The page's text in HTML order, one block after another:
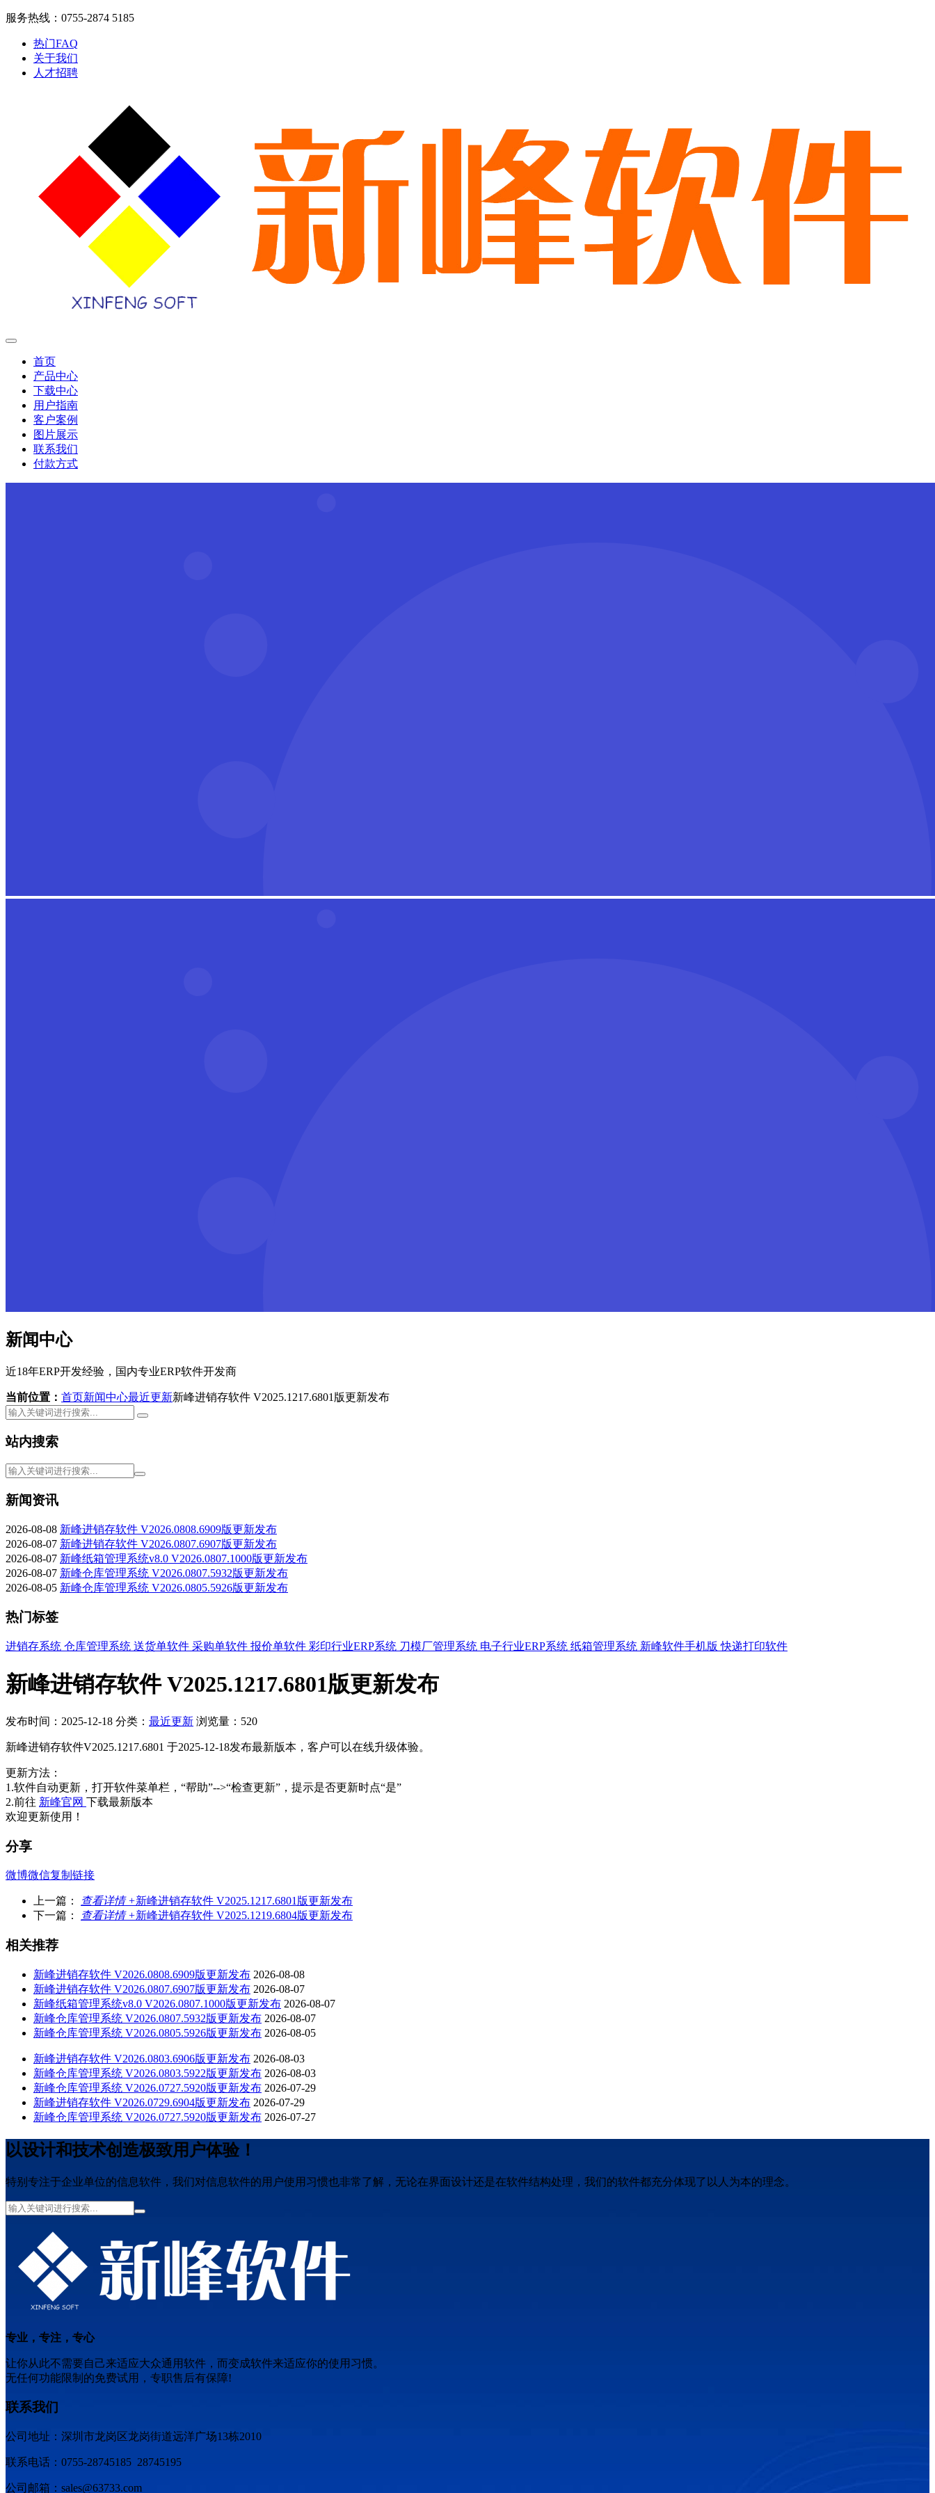
服务热线：0755-2874 5185
热门FAQ
关于我们
人才招聘
首页
产品中心
下载中心
用户指南
客户案例
图片展示
联系我们
付款方式
新闻中心
近18年ERP开发经验，国内专业ERP软件开发商
当前位置： 首页新闻中心最近更新新峰进销存软件 V2025.1217.6801版更新发布
站内搜索
新闻资讯
2026-08-08 新峰进销存软件 V2026.0808.6909版更新发布
2026-08-07 新峰进销存软件 V2026.0807.6907版更新发布
2026-08-07 新峰纸箱管理系统v8.0 V2026.0807.1000版更新发布
2026-08-07 新峰仓库管理系统 V2026.0807.5932版更新发布
2026-08-05 新峰仓库管理系统 V2026.0805.5926版更新发布
热门标签
进销存系统 仓库管理系统 送货单软件 采购单软件 报价单软件 彩印行业ERP系统 刀模厂管理系统 电子行业ERP系统 纸箱管理系统 新峰软件手机版快递打印软件
新峰进销存软件 V2025.1217.6801版更新发布
发布时间：2025-12-18 分类： 最近更新 浏览量：520
新峰进销存软件V2025.1217.6801 于2025-12-18发布最新版本，客户可以在线升级体验。
更新方法：
1.软件自动更新，打开软件菜单栏，“帮助”-->“检查更新”，提示是否更新时点“是”
2.前往 新峰官网 下载最新版本
欢迎更新使用！
分享
微博微信复制链接
上一篇： 查看详情 +新峰进销存软件 V2025.1217.6801版更新发布
下一篇：
查看详情 +新峰进销存软件 V2025.1219.6804版更新发布
相关推荐
新峰进销存软件 V2026.0808.6909版更新发布 2026-08-08
新峰进销存软件 V2026.0807.6907版更新发布 2026-08-07
新峰纸箱管理系统v8.0 V2026.0807.1000版更新发布 2026-08-07
新峰仓库管理系统 V2026.0807.5932版更新发布 2026-08-07
新峰仓库管理系统 V2026.0805.5926版更新发布 2026-08-05
新峰进销存软件 V2026.0803.6906版更新发布 2026-08-03
新峰仓库管理系统 V2026.0803.5922版更新发布 2026-08-03
新峰仓库管理系统 V2026.0727.5920版更新发布 2026-07-29
新峰进销存软件 V2026.0729.6904版更新发布 2026-07-29
新峰仓库管理系统 V2026.0727.5920版更新发布 2026-07-27
以设计和技术创造极致用户体验！
特别专注于企业单位的信息软件，我们对信息软件的用户使用习惯也非常了解，无论在界面设计还是在软件结构处理，我们的软件都充分体现了以人为本的理念。
专业，专注，专心
让你从此不需要自己来适应大众通用软件，而变成软件来适应你的使用习惯。
无任何功能限制的免费试用，专职售后有保障!
联系我们
公司地址：深圳市龙岗区龙岗街道远洋广场13栋2010
联系电话：0755-28745185 28745195
公司邮箱：sales@63733.com